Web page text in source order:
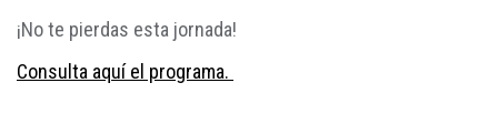
¡No te pierdas esta jornada!
Consulta aquí el programa.